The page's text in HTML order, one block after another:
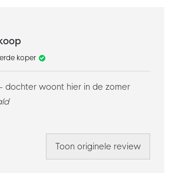
koper
dochter woont hier in de zomer
Toon originele review